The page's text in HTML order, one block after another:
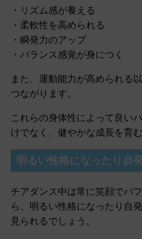
・リズム感が養える
・柔軟性を高められる
・瞬発力のアップ
・バランス感覚が身につく
また、運動能力が高められる
つながります。
これらの身体性によって良い
けでなく、健やかな成長を育
明るい性格になったり自
チアダンス中は常に笑顔でパ
ら、明るい性格になったり自
見られるでしょう。